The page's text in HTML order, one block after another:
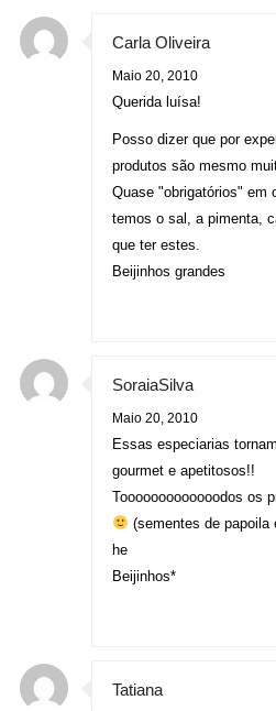
Carla Oliveira
Maio 20, 2010
Querida luísa!
Posso dizer que por
produtos são mesmo
Quase "obrigatórios" em
temos o sal, a pimenta,
que ter estes.
Beijinhos grandes
SoraiaSilva
Maio 20, 2010
Essas especiarias
gourmet e apetitosos!!
Tooooooooooooodos os
(sementes de
he
Beijinhos*
Tatiana